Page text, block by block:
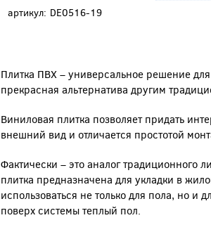
артикул: DE0516-19
Плитка ПВХ – универсальное решение
прекрасная альтернатива другим
Виниловая плитка позволяет придать
внешний вид и отличается простотой
Фактически – это аналог традиционного
плитка предназначена для укладки в
использоваться не только для пола, но и
поверх системы теплый пол.